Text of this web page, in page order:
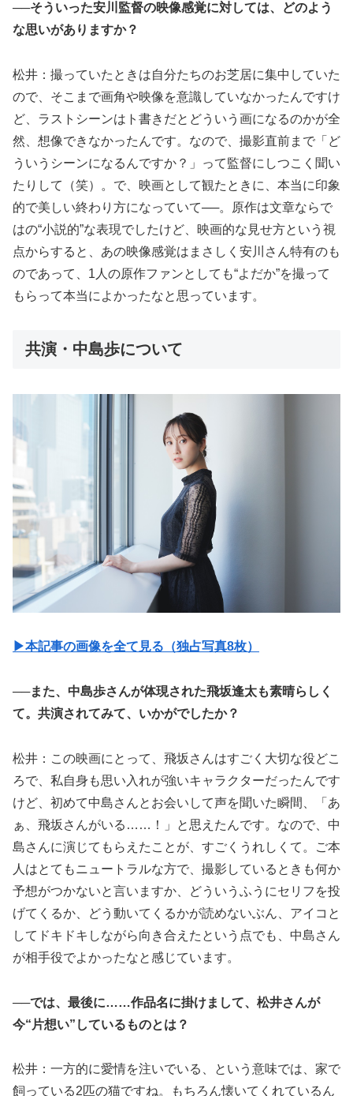
──そういった安川監督の映像感覚に対しては、どのよう
な思いがありますか？
松井：撮っていたときは自分たちのお芝居に集中していた
ので、そこまで画角や映像を意識していなかったんですけ
ど、ラストシーンはト書きだとどういう画になるのかが全
然、想像できなかったんです。なので、撮影直前まで「ど
ういうシーンになるんですか？」って監督にしつこく聞い
たりして（笑）。で、映画として観たときに、本当に印象
的で美しい終わり方になっていて──。原作は文章ならで
はの“小説的”な表現でしたけど、映画的な見せ方という視
点からすると、あの映像感覚はまさしく安川さん特有のも
のであって、1人の原作ファンとしても“よだか”を撮って
もらって本当によかったなと思っています。
共演・中島歩について
▶︎本記事の画像を全て見る（独占写真8枚）
──また、中島歩さんが体現された飛坂逢太も素晴らしく
て。共演されてみて、いかがでしたか？
松井：この映画にとって、飛坂さんはすごく大切な役どこ
ろで、私自身も思い入れが強いキャラクターだったんです
けど、初めて中島さんとお会いして声を聞いた瞬間、「あ
ぁ、飛坂さんがいる……！」と思えたんです。なので、中
島さんに演じてもらえたことが、すごくうれしくて。ご本
人はとてもニュートラルな方で、撮影しているときも何か
予想がつかないと言いますか、どういうふうにセリフを投
げてくるか、どう動いてくるかが読めないぶん、アイコと
してドキドキしながら向き合えたという点でも、中島さん
が相手役でよかったなと感じています。
──では、最後に……作品名に掛けまして、松井さんが
今“片想い”しているものとは？
松井：一方的に愛情を注いでいる、という意味では、家で
飼っている2匹の猫ですね。もちろん懐いてくれているん